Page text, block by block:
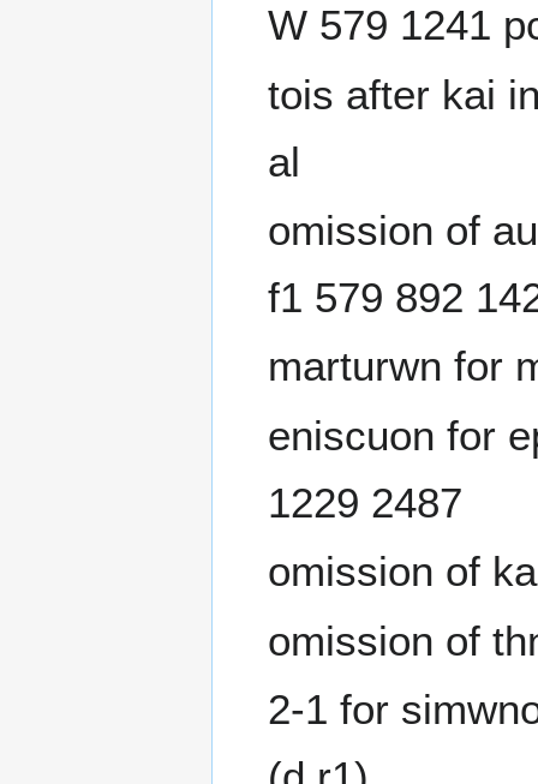
W 579 1241
tois after kai
al
omission of
f1 579 892
marturwn for
eniscuon for
1229 2487
omission of
omission of
2-1 for